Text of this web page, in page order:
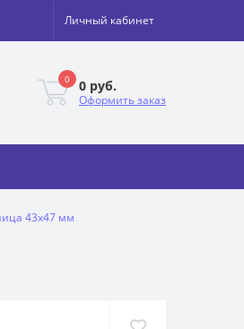
Личный кабинет
0 0 руб.
Оформить заказ
43х47 мм